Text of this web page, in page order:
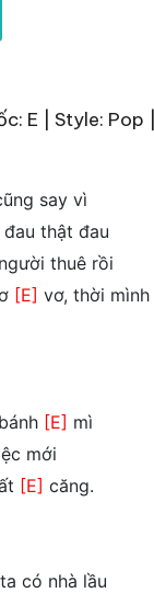
E | Style:
say vì
đau thật đau
thuê rồi
[E] vơ, thời mình
[E] mì
mới
[E] căng.
có nhà lầu